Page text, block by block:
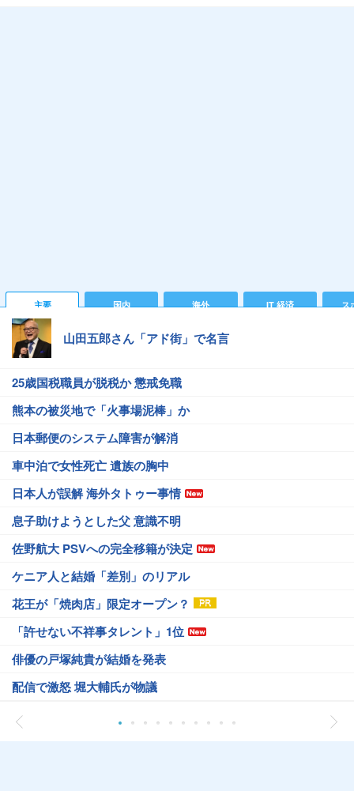
主要 国内 海外 IT 経済 ス
山田五郎さん「アド街」で名言
25歳国税職員が脱税か 懲戒免職
熊本の被災地で「火事場泥棒」か
日本郵便のシステム障害が解消
車中泊で女性死亡 遺族の胸中
日本人が誤解 海外タトゥー事情
息子助けようとした父 意識不明
佐野航大 PSVへの完全移籍が決定
ケニア人と結婚「差別」のリアル
花王が「焼肉店」限定オープン？
「許せない不祥事タレント」1位
俳優の戸塚純貴が結婚を発表
配信で激怒 堀大輔氏が物議